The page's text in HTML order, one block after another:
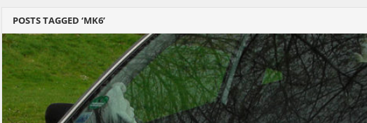
POSTS TAGGED ‘MK6’